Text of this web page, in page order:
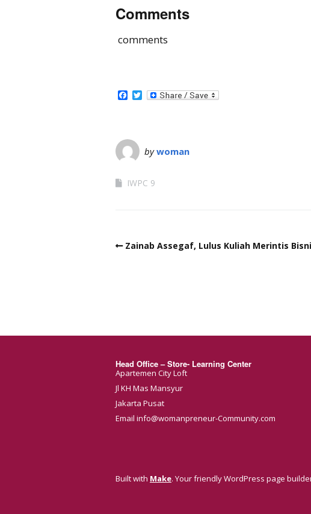
Comments
comments
Facebook
Twitter
bywoman
IWPC 9
Zainab Assegaf, Lulus Kuliah Merintis
Head Office – Store- Learning Center
Apartemen City Loft
Jl KH Mas Mansyur
Jakarta Pusat
Email info@womanpreneur-Community.com
Built with Make. Your friendly WordPress page